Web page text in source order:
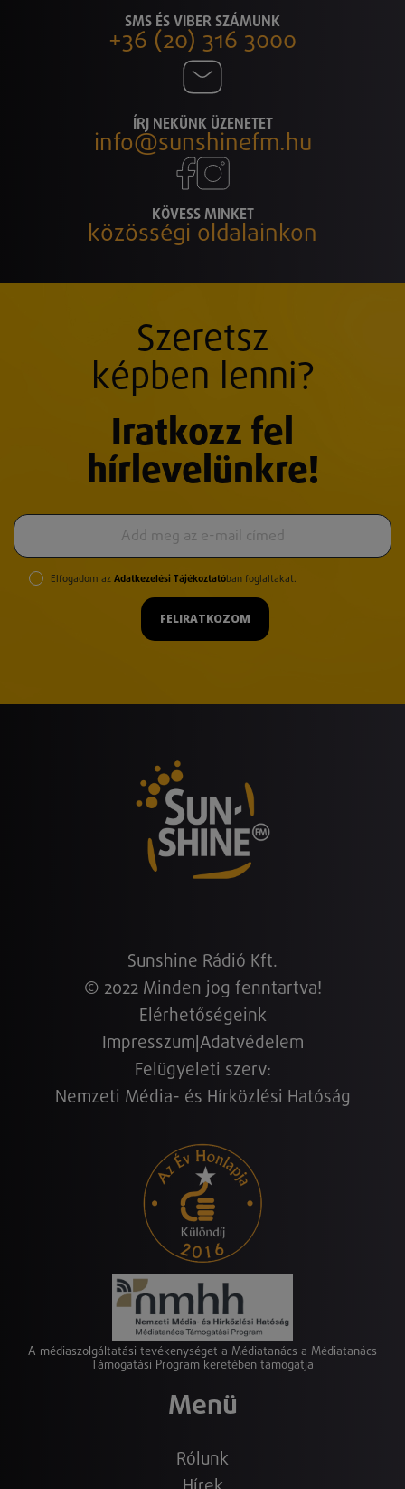
SMS ÉS VIBER SZÁMUNK
+36 (20) 316 3000
ÍRJ NEKÜNK ÜZENETET
info@sunshinefm.hu
KÖVESS MINKET
közösségi oldalainkon
Szeretsz
képben lenni?
Iratkozz fel
hírlevelünkre!
Elfogadom az Adatkezelési Tájékoztatóban foglaltakat.
FELIRATKOZOM
Sunshine Rádió Kft.
© 2022 Minden jog fenntartva!
Elérhetőségeink
Impresszum Adatvédelem
Felügyeleti szerv:
Nemzeti Média- és Hírközlési Hatóság
A médiaszolgáltatási tevékenységet a Médiatanács a Médiatanács
Támogatási Program keretében támogatja
Menü
Rólunk